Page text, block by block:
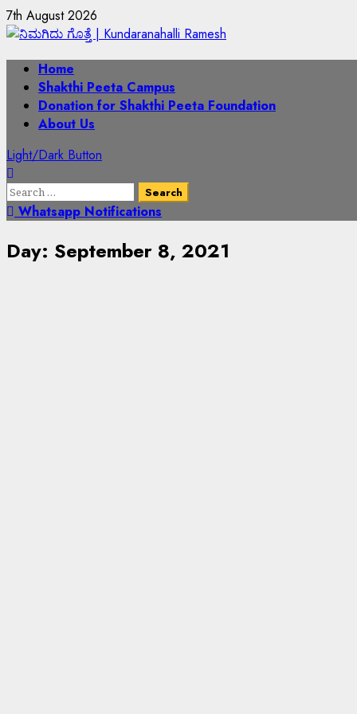
7th August 2026
Home
Shakthi Peeta Campus
Donation for Shakthi Peeta Foundation
About Us
Light/Dark Button
Whatsapp Notifications
Day: September 8, 2021